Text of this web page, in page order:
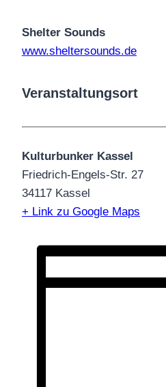
Shelter Sounds
www.sheltersounds.de
Veranstaltungsort
Kulturbunker Kassel
Friedrich-Engels-Str. 27
34117 Kassel
+ Link zu Google Maps